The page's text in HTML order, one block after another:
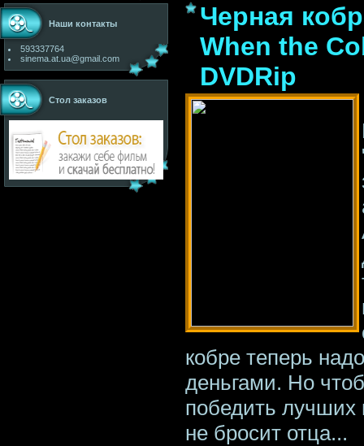
Наши контакты
593337764
sinema.at.ua@gmail.com
Стол заказов
Черная
When the
DVDRip
кобре теперь
деньгами. Но
победить
не бросит отца...